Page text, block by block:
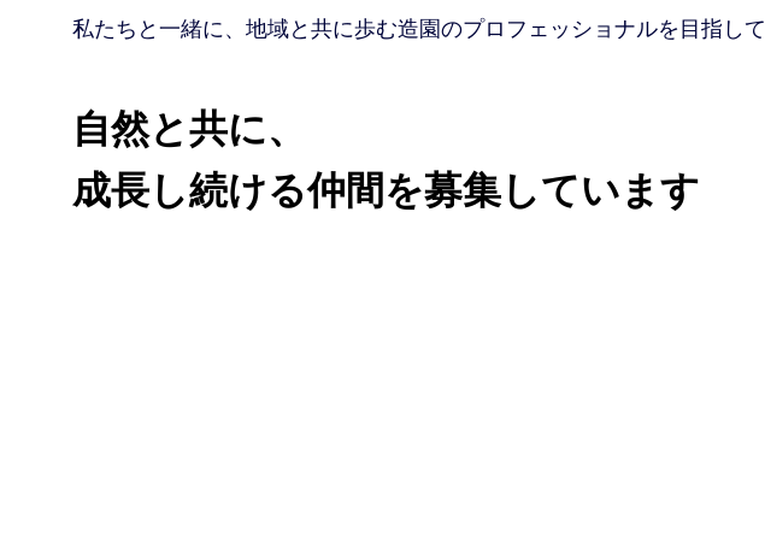
私たちと一緒に、地域と共に歩む造園のプロフェッショナルを目指して
自然と共に、
成長し続ける仲間を募集しています